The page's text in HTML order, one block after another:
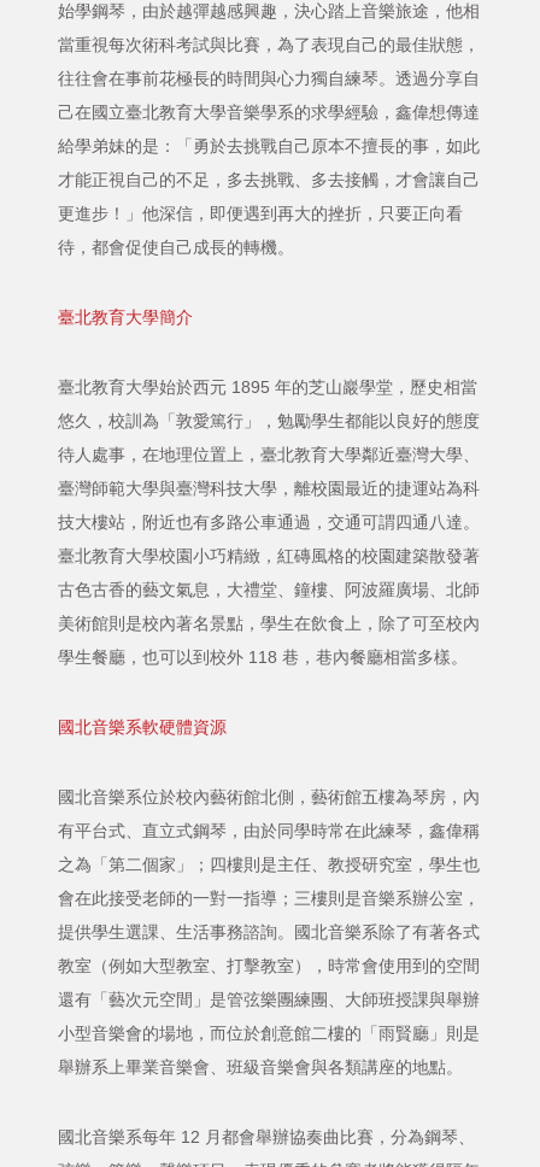
始學鋼琴，由於越彈越感興趣，決心踏上音樂旅途，他相
當重視每次術科考試與比賽，為了表現自己的最佳狀態，
往往會在事前花極長的時間與心力獨自練琴。透過分享自
己在國立臺北教育大學音樂學系的求學經驗，鑫偉想傳達
給學弟妹的是：「勇於去挑戰自己原本不擅長的事，如此
才能正視自己的不足，多去挑戰、多去接觸，才會讓自己
更進步！」他深信，即便遇到再大的挫折，只要正向看
待，都會促使自己成長的轉機。
臺北教育大學簡介
臺北教育大學始於西元 1895 年的芝山巖學堂，歷史相當
悠久，校訓為「敦愛篤行」，勉勵學生都能以良好的態度
待人處事，在地理位置上，臺北教育大學鄰近臺灣大學、
臺灣師範大學與臺灣科技大學，離校園最近的捷運站為科
技大樓站，附近也有多路公車通過，交通可謂四通八達。
臺北教育大學校園小巧精緻，紅磚風格的校園建築散發著
古色古香的藝文氣息，大禮堂、鐘樓、阿波羅廣場、北師
美術館則是校內著名景點，學生在飲食上，除了可至校內
學生餐廳，也可以到校外 118 巷，巷內餐廳相當多樣。
國北音樂系軟硬體資源
國北音樂系位於校內藝術館北側，藝術館五樓為琴房，內
有平台式、直立式鋼琴，由於同學時常在此練琴，鑫偉稱
之為「第二個家」；四樓則是主任、教授研究室，學生也
會在此接受老師的一對一指導；三樓則是音樂系辦公室，
提供學生選課、生活事務諮詢。國北音樂系除了有著各式
教室（例如大型教室、打擊教室），時常會使用到的空間
還有「藝次元空間」是管弦樂團練團、大師班授課與舉辦
小型音樂會的場地，而位於創意館二樓的「雨賢廳」則是
舉辦系上畢業音樂會、班級音樂會與各類講座的地點。
國北音樂系每年 12 月都會舉辦協奏曲比賽，分為鋼琴、